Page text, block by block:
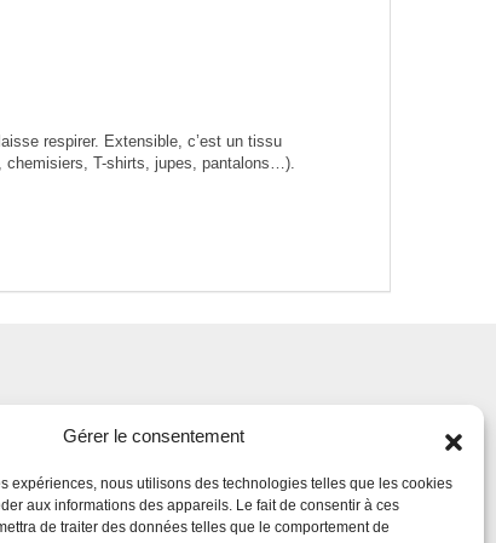
Gérer le consentement
expériences, nous utilisons des technologies telles que les cookies
aux informations des appareils. Le fait de consentir à ces
de traiter des données telles que le comportement de
respirer. Extensible, c’est un tissu
chemisiers, T-shirts, jupes, pantalons…).